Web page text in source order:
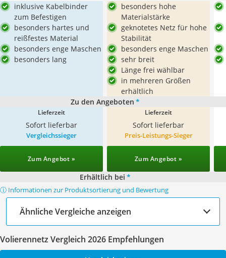
inklusive Kabelbinder
zum Befestigen
besonders hartes und
reißfestes Material
besonders enge Maschen
besonders lang
besonders hohe
Materialstärke
geknotetes Netz für hohe
Stabilität
besonders enge Maschen
sehr breit
Länge frei wählbar
in mehreren Größen
erhältlich
Zu den Angeboten *
Lieferzeit
Sofort lieferbar
Lieferzeit
Sofort lieferbar
Vergleichssieger
Zum Angebot »
Preis-Leistungs-Sieger
Zum Angebot »
Erhältlich bei *
ⓘ Informationen zur Produktsortierung und Bewertung
Ähnliche Vergleiche anzeigen
Volierennetz Vergleich 2026 Empfehlungen